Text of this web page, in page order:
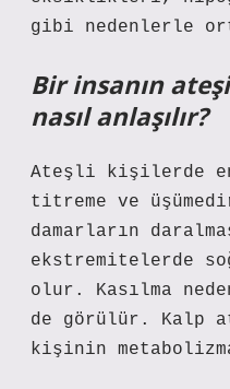
gibi nedenlerle
Bir insanın
nasıl anlaşılır?
Ateşli kişilerde
titreme ve
damarların
ekstremitelerde
olur. Kasılma
de görülür. Kalp
kişinin